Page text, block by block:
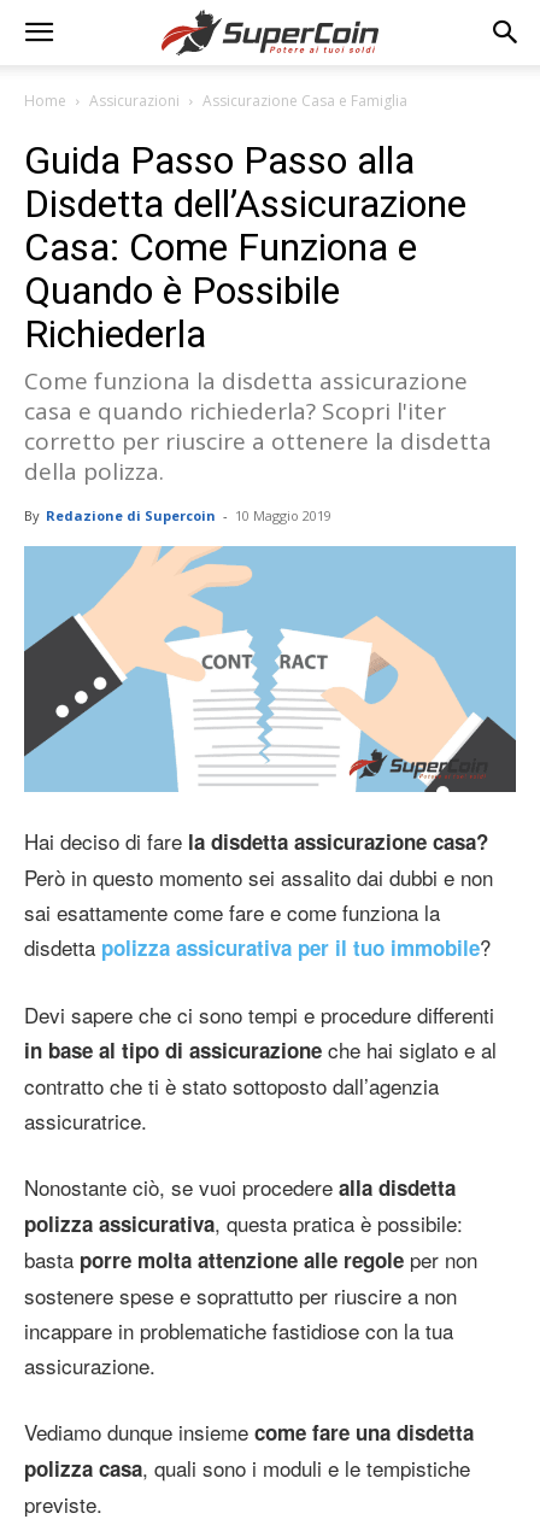
Home Assicurazioni Assicurazione Casa e Famiglia
Guida Passo Passo alla
Disdetta dell’Assicurazione
Casa: Come Funziona e
Quando è Possibile
Richiederla
Come funziona la disdetta assicurazione
casa e quando richiederla? Scopri l'iter
corretto per riuscire a ottenere la disdetta
della polizza.
By Redazione di Supercoin - 10 Maggio 2019
Hai deciso di fare la disdetta assicurazione casa?
Però in questo momento sei assalito dai dubbi e non
sai esattamente come fare e come funziona la
disdetta polizza assicurativa per il tuo immobile?
Devi sapere che ci sono tempi e procedure differenti
in base al tipo di assicurazione che hai siglato e al
contratto che ti è stato sottoposto dall’agenzia
assicuratrice.
Nonostante ciò, se vuoi procedere alla disdetta
polizza assicurativa, questa pratica è possibile:
basta porre molta attenzione alle regole per non
sostenere spese e soprattutto per riuscire a non
incappare in problematiche fastidiose con la tua
assicurazione.
Vediamo dunque insieme come fare una disdetta
polizza casa, quali sono i moduli e le tempistiche
previste.